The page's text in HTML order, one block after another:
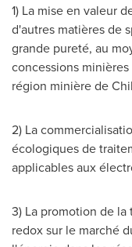
1) La mise en valeur
d'autres matières de
grande pureté, au
concessions
région minière de
2) La
écologiques de
applicables aux
3) La promotion de
redox sur le marché